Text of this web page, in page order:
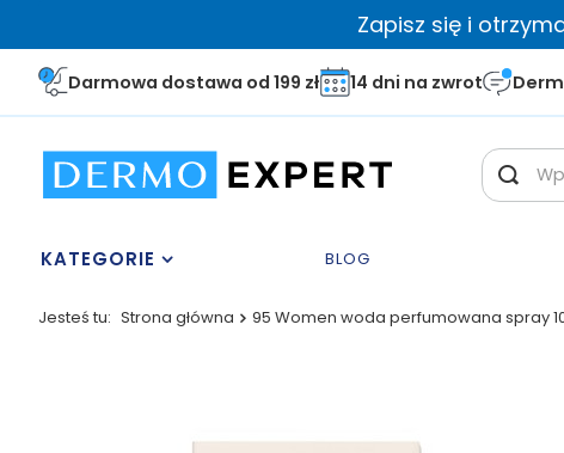
Zapisz się i
Darmowa dostawa od 199 zł 14 dni na zwrot
KATEGORIE BLOG
Jesteś tu: Strona główna 95 Women woda perfumowana spray